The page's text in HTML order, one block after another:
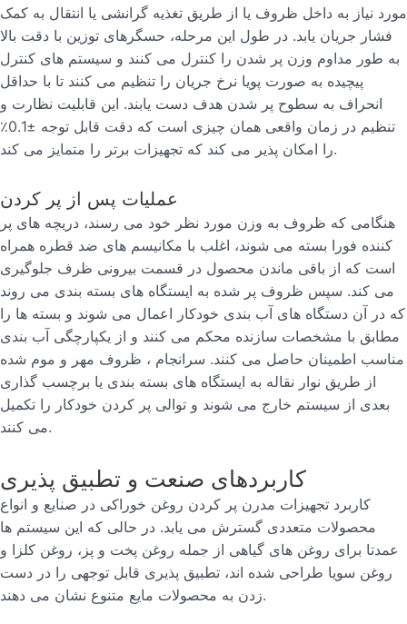
مورد نیاز به داخل ظروف یا از طریق تغذیه گرانشی یا انتقال به کمک
فشار جریان یابد. در طول این مرحله، حسگرهای توزین با دقت بالا
به طور مداوم وزن پر شدن را کنترل می کنند و سیستم های کنترل
پیچیده به صورت پویا نرخ جریان را تنظیم می کنند تا با حداقل
انحراف به سطوح پر شدن هدف دست یابند. این قابلیت نظارت و
تنظیم در زمان واقعی همان چیزی است که دقت قابل توجه ±0.1٪
را امکان پذیر می کند که تجهیزات برتر را متمایز می کند.
عملیات پس از پر کردن
هنگامی که ظروف به وزن مورد نظر خود می رسند، دریچه های پر
کننده فورا بسته می شوند، اغلب با مکانیسم های ضد قطره همراه
است که از باقی ماندن محصول در قسمت بیرونی ظرف جلوگیری
می کند. سپس ظروف پر شده به ایستگاه های بسته بندی می روند
که در آن دستگاه های آب بندی خودکار اعمال می شوند و بسته ها را
مطابق با مشخصات سازنده محکم می کنند و از یکپارچگی آب بندی
مناسب اطمینان حاصل می کنند. سرانجام ، ظروف مهر و موم شده
از طریق نوار نقاله به ایستگاه های بسته بندی یا برچسب گذاری
بعدی از سیستم خارج می شوند و توالی پر کردن خودکار را تکمیل
می کنند.
کاربردهای صنعت و تطبیق پذیری
کاربرد تجهیزات مدرن پر کردن روغن خوراکی در صنایع و انواع
محصولات متعددی گسترش می یابد. در حالی که این سیستم ها
عمدتا برای روغن های گیاهی از جمله روغن پخت و پز، روغن کلزا و
روغن سویا طراحی شده اند، تطبیق پذیری قابل توجهی را در دست
زدن به محصولات مایع متنوع نشان می دهند.